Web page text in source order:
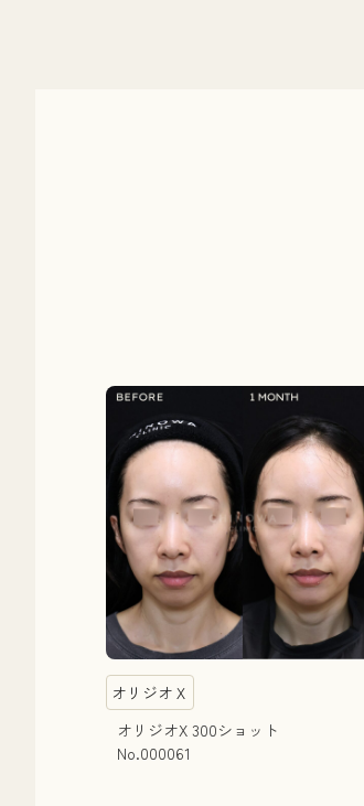
オリジオＸ
オリジオX 300ショット
No.000061